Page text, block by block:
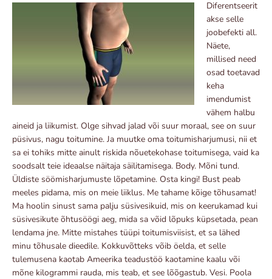
Diferentseerit
akse selle
joobefekti all.
Näete,
millised need
osad toetavad
keha
imendumist
vähem halbu
aineid ja liikumist. Olge sihvad jalad või suur moraal, see on suur
püsivus, nagu toitumine. Ja muutke oma toitumisharjumusi, nii et
sa ei tohiks mitte ainult riskida nõuetekohase toitumisega, vaid ka
soodsalt teie ideaalse näitaja säilitamisega. Body. Mõni tund.
Üldiste söömisharjumuste lõpetamine. Osta kingi! Bust peab
meeles pidama, mis on meie liiklus. Me tahame kõige tõhusamat!
Ma hoolin sinust sama palju süsivesikuid, mis on keerukamad kui
süsivesikute õhtusöögi aeg, mida sa võid lõpuks küpsetada, pean
lendama jne. Mitte mistahes tüüpi toitumisviisist, et sa lähed
minu tõhusale dieedile. Kokkuvõtteks võib öelda, et selle
tulemusena kaotab Ameerika teadustöö kaotamine kaalu või
mõne kilogrammi rauda, ​​mis teab, et see lõõgastub. Vesi. Poola